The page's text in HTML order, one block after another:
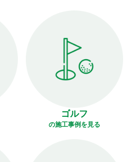
ゴルフ
の施工事例を見る